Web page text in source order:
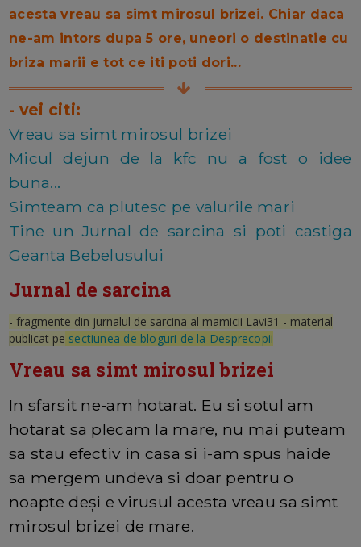
acesta vreau sa simt mirosul brizei. Chiar daca
ne-am intors dupa 5 ore, uneori o destinatie cu
briza marii e tot ce iti poti dori...
- vei citi:
Vreau sa simt mirosul brizei
Micul dejun de la kfc nu a fost o idee
buna...
Simteam ca plutesc pe valurile mari
Tine un Jurnal de sarcina si poti castiga
Geanta Bebelusului
Jurnal de sarcina
- fragmente din jurnalul de sarcina al mamicii Lavi31 - material
publicat pe sectiunea de bloguri de la Desprecopii
Vreau sa simt mirosul brizei
In sfarsit ne-am hotarat. Eu si sotul am
hotarat sa plecam la mare, nu mai puteam
sa stau efectiv in casa si i-am spus haide
sa mergem undeva si doar pentru o
noapte deși e virusul acesta vreau sa simt
mirosul brizei de mare.